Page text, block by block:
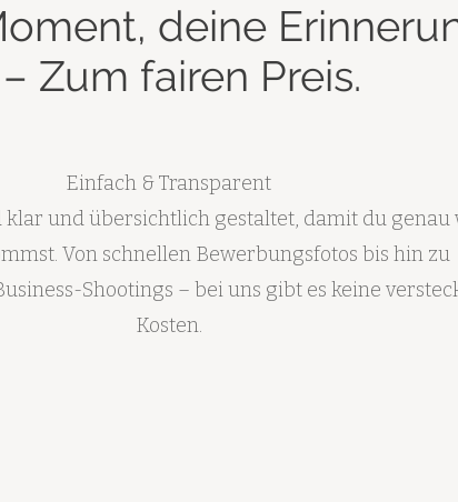
deine
– Zum fairen Preis.
Einfach & Transparent
klar und übersichtlich gestaltet, damit du genau
Von schnellen Bewerbungsfotos bis hin zu
Shootings – bei uns gibt es keine
Kosten.